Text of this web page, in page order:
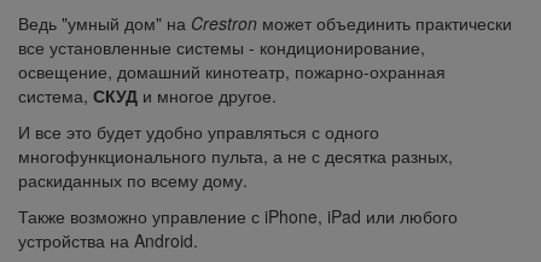
Ведь "умный дом" на Crestron может объединить практически
все установленные системы - кондиционирование,
освещение, домашний кинотеатр, пожарно-охранная
система, СКУД и многое другое.
И все это будет удобно управляться с одного
многофункционального пульта, а не с десятка разных,
раскиданных по всему дому.
Также возможно управление с iPhone, iPad или любого
устройства на Android.